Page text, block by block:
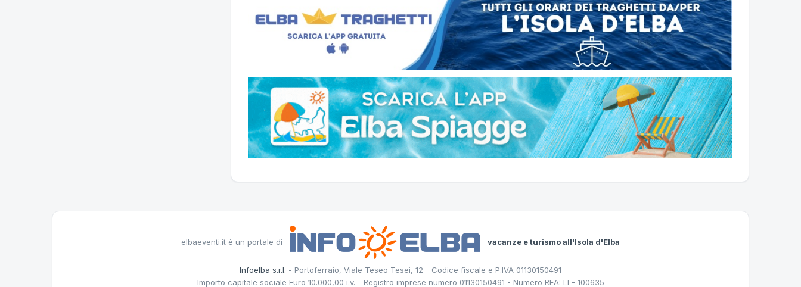
elbaeventi.it è un portale di vacanze e turismo all'Isola d'Elba
Infoelba s.r.l. - Portoferraio, Viale Teseo Tesei, 12 - Codice fiscale e P.IVA 01130150491
Importo capitale sociale Euro 10.000,00 i.v. - Registro imprese numero 01130150491 - Numero REA: LI - 100635